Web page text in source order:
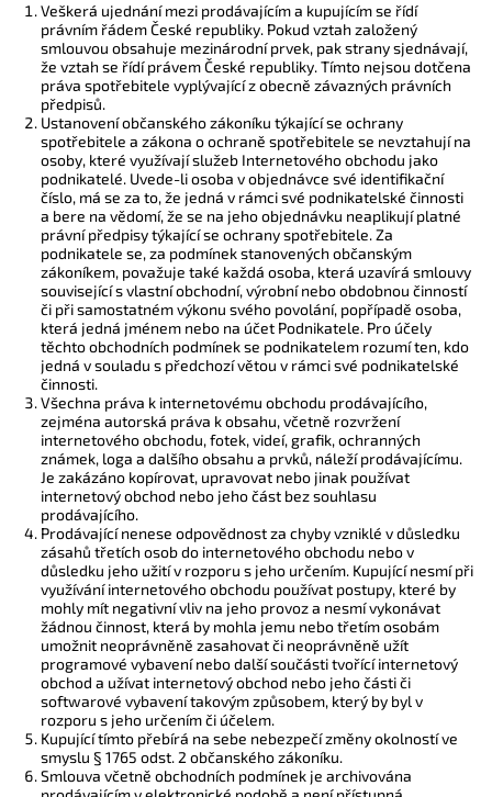
Veškerá ujednání mezi prodávajícím a kupujícím se řídí
právním řádem České republiky. Pokud vztah založený
smlouvou obsahuje mezinárodní prvek, pak strany sjednávají,
že vztah se řídí právem České republiky. Tímto nejsou dotčena
práva spotřebitele vyplývající z obecně závazných právních
předpisů.
Ustanovení občanského zákoníku týkající se ochrany
spotřebitele a zákona o ochraně spotřebitele se nevztahují na
osoby, které využívají služeb Internetového obchodu jako
podnikatelé. Uvede-li osoba v objednávce své identifikační
číslo, má se za to, že jedná v rámci své podnikatelské činnosti
a bere na vědomí, že se na jeho objednávku neaplikují platné
právní předpisy týkající se ochrany spotřebitele. Za
podnikatele se, za podmínek stanovených občanským
zákoníkem, považuje také každá osoba, která uzavírá smlouvy
související s vlastní obchodní, výrobní nebo obdobnou činností
či při samostatném výkonu svého povolání, popřípadě osoba,
která jedná jménem nebo na účet Podnikatele. Pro účely
těchto obchodních podmínek se podnikatelem rozumí ten, kdo
jedná v souladu s předchozí větou v rámci své podnikatelské
činnosti.
Všechna práva k internetovému obchodu prodávajícího,
zejména autorská práva k obsahu, včetně rozvržení
internetového obchodu, fotek, videí, grafik, ochranných
známek, loga a dalšího obsahu a prvků, náleží prodávajícímu.
Je zakázáno kopírovat, upravovat nebo jinak používat
internetový obchod nebo jeho část bez souhlasu
prodávajícího.
Prodávající nenese odpovědnost za chyby vzniklé v důsledku
zásahů třetích osob do internetového obchodu nebo v
důsledku jeho užití v rozporu s jeho určením. Kupující nesmí při
využívání internetového obchodu používat postupy, které by
mohly mít negativní vliv na jeho provoz a nesmí vykonávat
žádnou činnost, která by mohla jemu nebo třetím osobám
umožnit neoprávněně zasahovat či neoprávněně užít
programové vybavení nebo další součásti tvořící internetový
obchod a užívat internetový obchod nebo jeho části či
softwarové vybavení takovým způsobem, který by byl v
rozporu s jeho určením či účelem.
Kupující tímto přebírá na sebe nebezpečí změny okolností ve
smyslu § 1765 odst. 2 občanského zákoníku.
Smlouva včetně obchodních podmínek je archivována